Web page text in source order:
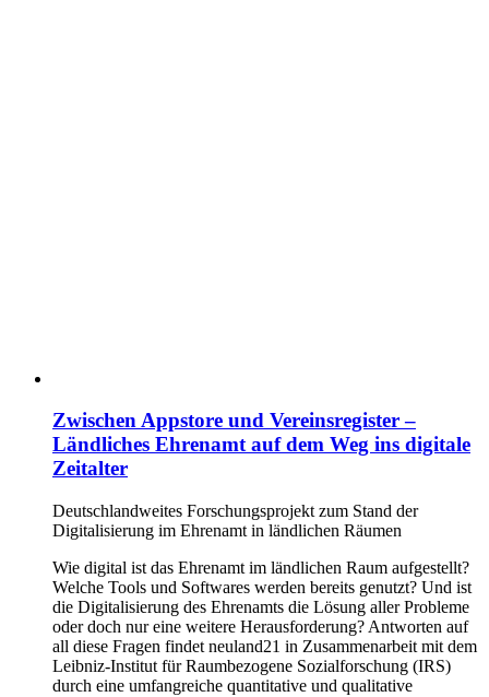
Zwischen Appstore und Vereinsregister –
Ländliches Ehrenamt auf dem Weg ins digitale
Zeitalter
Deutschlandweites Forschungsprojekt zum Stand der
Digitalisierung im Ehrenamt in ländlichen Räumen
Wie digital ist das Ehrenamt im ländlichen Raum aufgestellt?
Welche Tools und Softwares werden bereits genutzt? Und ist
die Digitalisierung des Ehrenamts die Lösung aller Probleme
oder doch nur eine weitere Herausforderung? Antworten auf
all diese Fragen findet neuland21 in Zusammenarbeit mit dem
Leibniz-Institut für Raumbezogene Sozialforschung (IRS)
durch eine umfangreiche quantitative und qualitative